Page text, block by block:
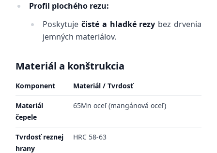
Profil plochého rezu:
Poskytuje čisté a hladké rezy bez drvenia
jemných materiálov.
Materiál a konštrukcia
Komponent Materiál / Tvrdosť
Materiál
čepele
65Mn oceľ (mangánová oceľ)
Tvrdosť reznej
hrany
HRC 58-63